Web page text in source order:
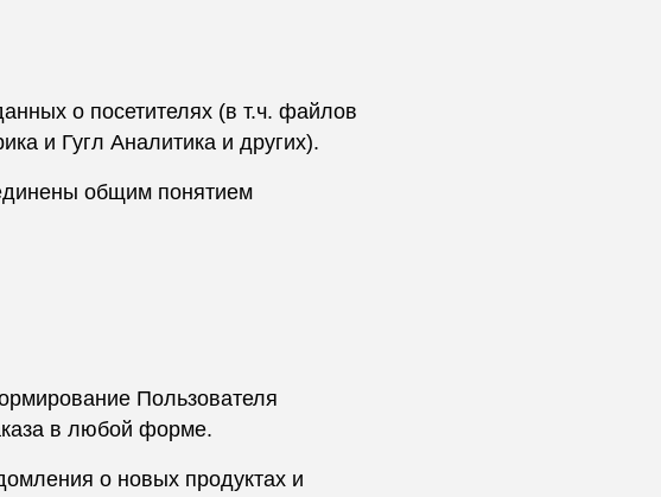
о посетителях (в т.ч. файлов
и Гугл Аналитика и других).
общим понятием
Пользователя
в любой форме.
о новых продуктах и